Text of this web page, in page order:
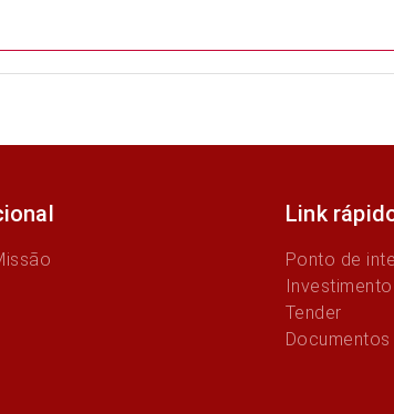
Link
Ponto de
Investimento
Tender
Documentos